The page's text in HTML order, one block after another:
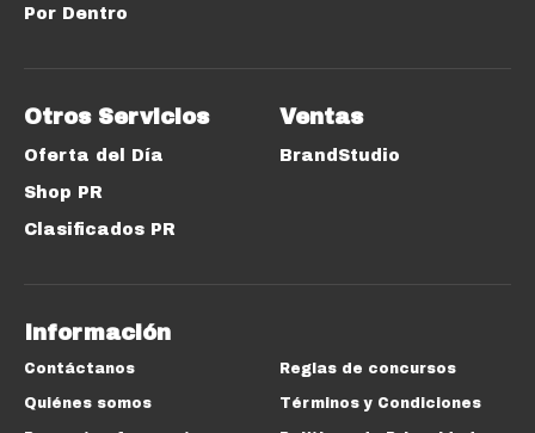
Por Dentro
Otros Servicios
Oferta del Día
Shop PR
Clasificados PR
Ventas
BrandStudio
Información
Contáctanos
Quiénes somos
Reglas de concursos
Términos y Condiciones